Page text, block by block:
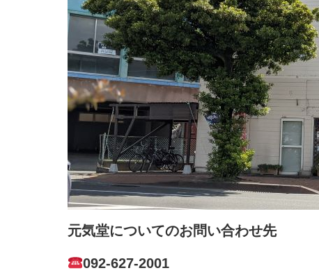
元気堂についてのお問い合わせ先
092-627-2001